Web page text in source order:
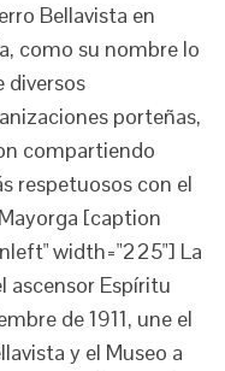
Bellavista en
como su nombre lo
diversos
porteñas,
compartiendo
respetuosos con el
[caption
width="225"] La
ascensor Espíritu
de 1911, une el
y el Museo a